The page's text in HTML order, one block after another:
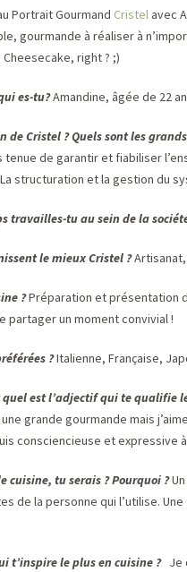
Portrait Gourmand Cristel avec
gourmande à réaliser à
right ? ;)
es-tu?Amandine, âgée de 22
de Cristel ? Quels sont les
tenue de garantir et fiabiliser
structuration et la gestion du
travailles-tu au sein de la
le mieux Cristel ?
?Préparation et présentation
partager un moment convivial !
?Italienne, Française,
quel est l’adjectif qui te qualifie
grande gourmande mais
consciencieuse et expressive
cuisine, tu serais ? Pourquoi ?
de la personne qui l’utilise.
t’inspire le plus en cuisine ? Je